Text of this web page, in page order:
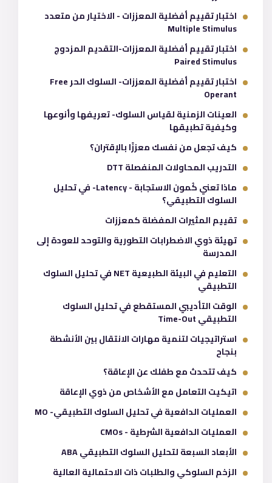
اختبار تقييم أفضلية المعززات - الاختيار من متعدد
Multiple Stimulus
اختبار تقييم أفضلية المعززات-التقديم المزدوج
Paired Stimulus
اختبار تقييم أفضلية المعززات- السلوك الحر Free
Operant
العينات الزمنية لقياس السلوك- تعريفها وأنوعها
وكيفية تطبيقها
كيف تجعل من نفسك معززًا بالإقتران؟
التدريب المحاولات المنفصلة DTT
ماذا تعني كُمون الاستجابة - Latency- في تحليل
السلوك التطبيقي؟
تقييم المثيرات المفضلة كمعززات
تهيئة ذوي الاضطرابات التطورية والتوحد للعودة إلى
المدرسة
التعليم في البيئة الطبيعية NET في تحليل السلوك
التطبيقي
الوقت التأديبي المستقطع في تحليل السلوك
التطبيقي Time-Out
استراتيجيات لتنمية مهارات الانتقال بين الأنشطة
بنجاح
كيف تتحدث مع طفلك عن الإعاقة؟
اتيكيت التعامل مع الأشخاص من ذوي الإعاقة
العمليات الدافعية في تحليل السلوك التطبيقي- MO
العمليات الدافعية الشرطية - CMOs
الأبعاد السبعة لتحليل السلوك التطبيقي ABA
الزخم السلوكي والطلبات ذات الاحتمالية العالية